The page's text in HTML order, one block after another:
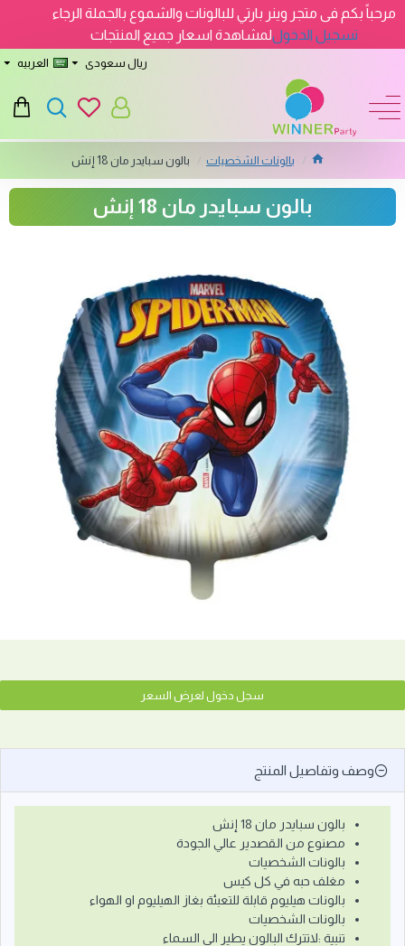
مرحباً بكم فى متجر وينر بارتي للبالونات والشموع بالجملة الرجاء
تسجيل الدخوللمشاهدة اسعار جميع المنتجات
ريال سعودى العربيه
بالونات الشخصيات بالون سبايدر مان 18 إنش
بالون سبايدر مان 18 إنش
سجل دخول لعرض السعر
وصف وتفاصيل المنتج
بالون سبايدر مان 18 إنش
مصنوع من القصدير عالي الجودة
بالونات الشخصيات
مغلف حبه في كل كيس
بالونات هيليوم قابلة للتعبئة بغاز الهيليوم او الهواء
بالونات الشخصيات
تنبية :لاتترك البالون يطير الى السماء